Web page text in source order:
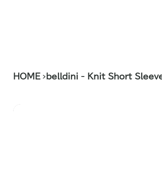
HOME > belldini - Knit Short